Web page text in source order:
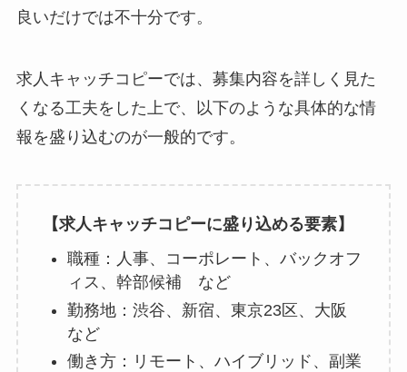
良いだけでは不十分です。
求人キャッチコピーでは、募集内容を詳しく見た
くなる工夫をした上で、以下のような具体的な情
報を盛り込むのが一般的です。
【求人キャッチコピーに盛り込める要素】
職種：人事、コーポレート、バックオフ
ィス、幹部候補 など
勤務地：渋谷、新宿、東京23区、大阪
など
働き方：リモート、ハイブリッド、副業